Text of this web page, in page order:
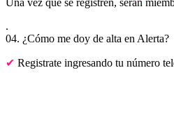
Una vez que se registren, serán
.
04. ¿Cómo me doy de alta en Alerta?
Registrate ingresando tu número